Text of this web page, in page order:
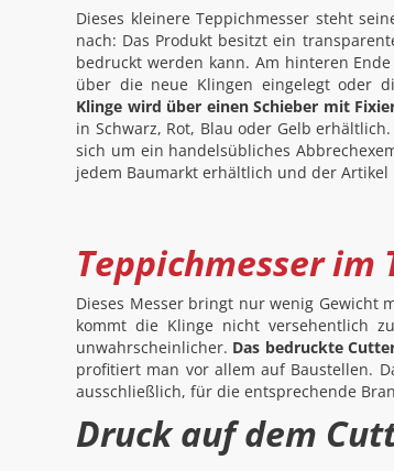
Dieses kleinere Teppichmesser steht
nach: Das Produkt besitzt ein
bedruckt werden kann. Am hinteren
über die neue Klingen eingelegt oder
Klinge wird über einen Schieber mit
in Schwarz, Rot, Blau oder Gelb
sich um ein handelsübliches
jedem Baumarkt erhältlich und der
Teppichmesser im
Dieses Messer bringt nur wenig Gewicht
kommt die Klinge nicht versehentlich
unwahrscheinlicher. Das bedruckte
profitiert man vor allem auf Baustellen.
ausschließlich, für die entsprechende
Druck auf dem